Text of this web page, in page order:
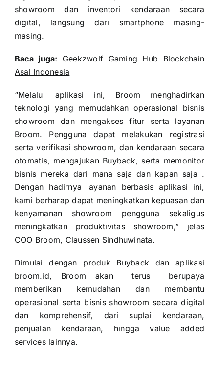
showroom dan inventori kendaraan secara
digital, langsung dari smartphone masing-
masing.
Baca juga:
Geekzwolf Gaming Hub Blockchain
Asal Indonesia
“Melalui aplikasi ini, Broom menghadirkan
teknologi yang memudahkan operasional bisnis
showroom dan mengakses fitur serta layanan
Broom. Pengguna dapat melakukan registrasi
serta verifikasi showroom, dan kendaraan secara
otomatis, mengajukan Buyback, serta memonitor
bisnis mereka dari mana saja dan kapan saja .
Dengan hadirnya layanan berbasis aplikasi ini,
kami berharap dapat meningkatkan kepuasan dan
kenyamanan showroom pengguna sekaligus
meningkatkan produktivitas showroom,” jelas
COO Broom, Claussen Sindhuwinata.
Dimulai dengan produk Buyback dan aplikasi
broom.id, Broom akan terus berupaya
memberikan kemudahan dan membantu
operasional serta bisnis showroom secara digital
dan komprehensif, dari suplai kendaraan,
penjualan kendaraan, hingga value added
services lainnya.